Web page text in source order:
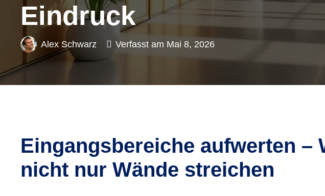
Eindruck
Alex Schwarz Verfasst am Mai 8, 2026
Eingangsbereiche aufwerten –
nicht nur Wände streichen